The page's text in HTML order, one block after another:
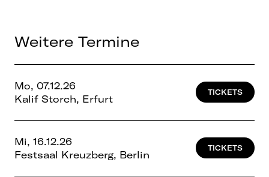
Weitere Termine
Mo, 07.12.26
Kalif Storch, Erfurt
TICKETS
Mi, 16.12.26
Festsaal Kreuzberg, Berlin
TICKETS